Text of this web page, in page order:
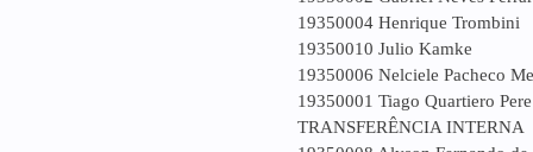
19350004 Henrique Trombini
19350010 Julio Kamke
19350006 Nelciele Pacheco
19350001 Tiago Quartiero Pere
TRANSFERÊNCIA INTERNA